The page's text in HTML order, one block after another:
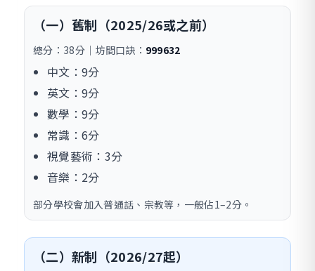
（一）舊制（2025/26或之前）
總分：38分｜坊間口訣： 999632
中文：9分
英文：9分
數學：9分
常識：6分
視覺藝術：3分
音樂：2分
部分學校會加入普通話、宗教等，一般佔1–2分。
（二）新制（2026/27起）